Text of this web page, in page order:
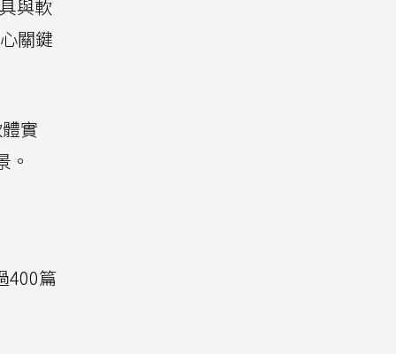
與軟
關鍵
實
。
400篇